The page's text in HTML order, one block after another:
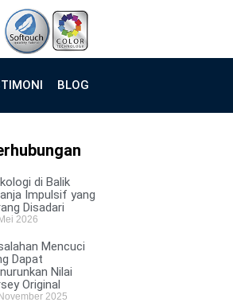
BLOG
di Balik
Impulsif yang
Disadari
2026
Mencuci
Dapat
Nilai
Original
2025